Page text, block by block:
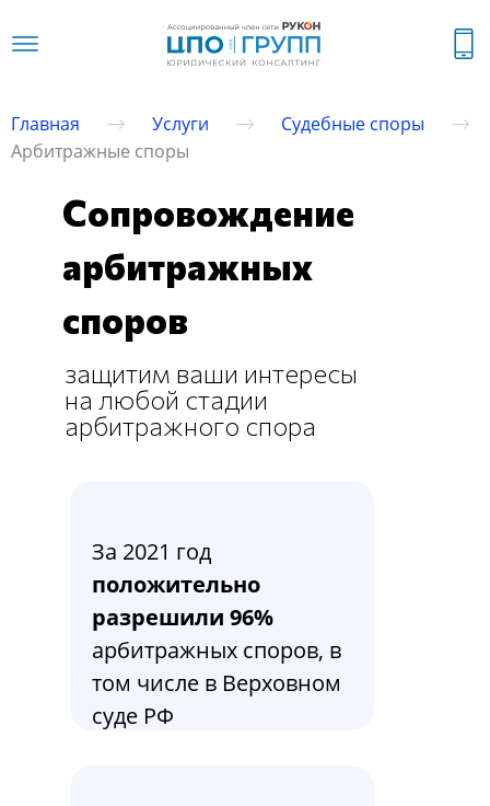
Главная Услуги
Судебные споры
Арбитражные споры
Сопровождение
арбитражных
споров
защитим ваши интересы
на любой стадии
арбитражного спора
За 2021 год
положительно
разрешили 96%
арбитражных споров, в
том числе в Верховном
суде РФ